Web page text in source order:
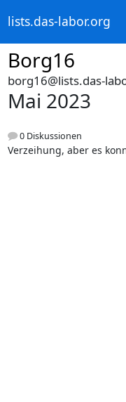
lists.das-labor.org
Borg16
borg16@lists.das-
Mai 2023
0 Diskussionen
Verzeihung, aber es